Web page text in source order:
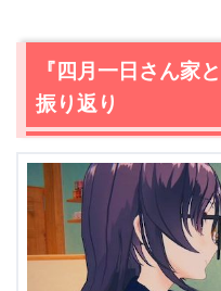
2.1笑いが全く通用し
る
2.2閃いた生子、生子
ー！？
2.3
何か聞いたことあ
ズム、オモシロガール
2.4
パクリ疑惑濃厚な
唸る！
『四月一日さん家
振り返り